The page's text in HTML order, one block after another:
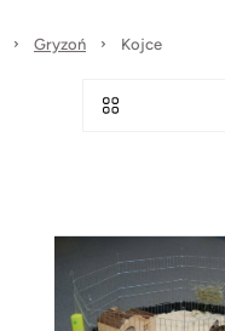
Gryzoń Kojce